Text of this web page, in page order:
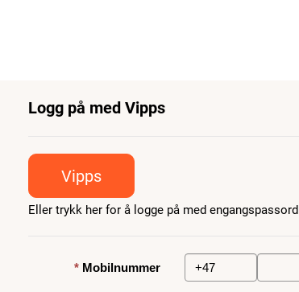
Eller trykk her for å logge på med engangspassord
Mobilnummer
Logg på med Vipps
Vipps